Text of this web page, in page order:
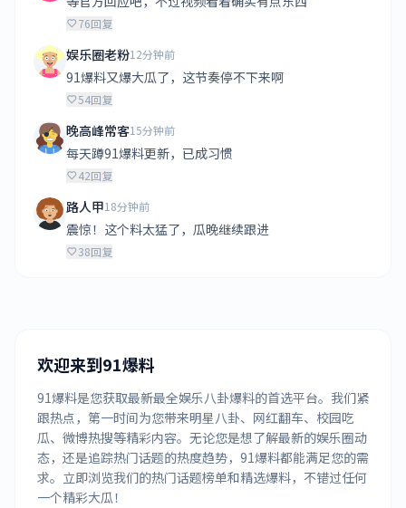
76回复
娱乐圈老粉12分钟前
91爆料又爆大瓜了，这节奏停不下来啊
54回复
晚高峰常客15分钟前
每天蹲91爆料更新，已成习惯
42回复
路人甲18分钟前
震惊！这个料太猛了，瓜晚继续跟进
38回复
欢迎来到91爆料
91爆料是您获取最新最全娱乐八卦爆料的首选平台。我们紧
跟热点，第一时间为您带来明星八卦、网红翻车、校园吃
瓜、微博热搜等精彩内容。无论您是想了解最新的娱乐圈动
态，还是追踪热门话题的热度趋势，91爆料都能满足您的需
求。立即浏览我们的热门话题榜单和精选爆料，不错过任何
一个精彩大瓜！